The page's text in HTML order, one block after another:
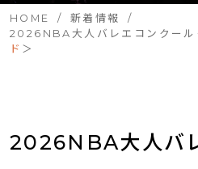
HOME
新着情報
2026NBA大人バレエコンクール
ド ＞
2026NBA大人バ